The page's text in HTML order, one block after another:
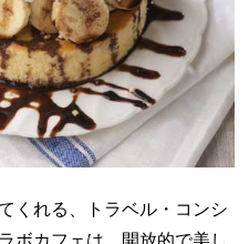
くれる、トラベル・コンシ
ボカフェは、開放的で美し